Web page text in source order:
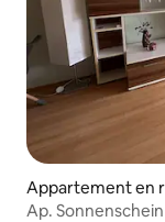
Appartement en
Ap.